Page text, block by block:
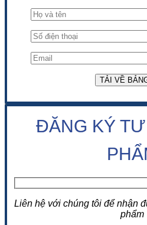
ĐĂNG KÝ
Liên hệ với chúng tôi để nhận
phẩm